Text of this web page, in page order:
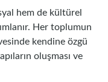
hem de kültürel
Her toplumun
kendine özgü
oluşması ve